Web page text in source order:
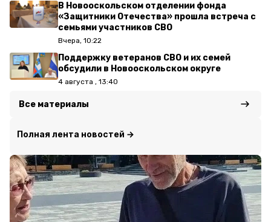
В Новооскольском отделении фонда
«Защитники Отечества» прошла встреча с
семьями участников СВО
Вчера, 10:22
Поддержку ветеранов СВО и их семей
обсудили в Новооскольском округе
4 августа , 13:40
Все материалы
Полная лента новостей →